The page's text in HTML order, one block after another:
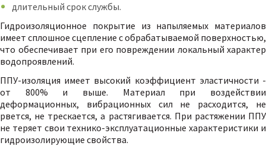
длительный срок службы.
Гидроизоляционное покрытие из напыляемых материалов
имеет сплошное сцепление с обрабатываемой поверхностью,
что обеспечивает при его повреждении локальный характер
водопроявлений.
ППУ-изоляция имеет высокий коэффициент эластичности -
от 800% и выше. Материал при воздействии
деформационных, вибрационных сил не расходится, не
рвется, не трескается, а растягивается. При растяжении ППУ
не теряет свои технико-эксплуатационные характеристики и
гидроизолирующие свойства.